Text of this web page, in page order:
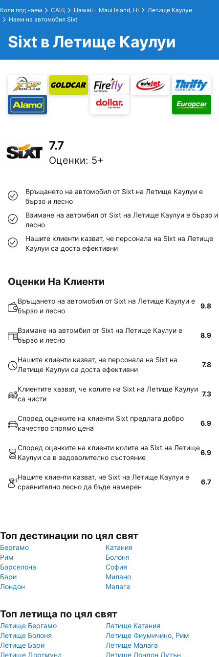
Коли под наем САЩ Hawaii - Maui Island, HI
Летище Каулуи
Наем на автомобил Sixt
Sixt в Летище Каулуи
7.7
Оценки: 5+
Връщането на автомобил от Sixt на Летище Каулуи е
бързо и лесно
Взимане на автомбил от Sixt на Летище Каулуи е бързо и
лесно
Нашите клиенти казват, че персонала на Sixt на Летище
Каулуи са доста ефективни
Оценки На Клиенти
Връщането на автомобил от Sixt на Летище Каулуи е
бързо и лесно
9.8
Взимане на автомбил от Sixt на Летище Каулуи е
бързо и лесно
8.9
Нашите клиенти казват, че персонала на Sixt на
Летище Каулуи са доста ефективни
7.8
Клиентите казват, че колите на Sixt на Летище Каулуи
са чисти
7.3
Според оценките на клиенти Sixt предлага добро
качество спрямо цена
6.9
Според оценките на клиенти колите на Sixt на Летище
Каулуи са в задоволително състояние
6.9
Нашите клиенти казват, че Sixt на Летище Каулуи е
сравнително лесно да бъде намерен
6.7
Топ дестинации по цял свят
Бергамо
Катания
Рим
Болоня
Барселона
София
Бари
Милано
Лондон
Малага
Топ летища по цял свят
Летище Бергамо
Летище Катания
Летище Болоня
Летище Фиумичино, Рим
Летище Бари
Летище Малага
Летище Дортмунд
Летище Лондон Лутън